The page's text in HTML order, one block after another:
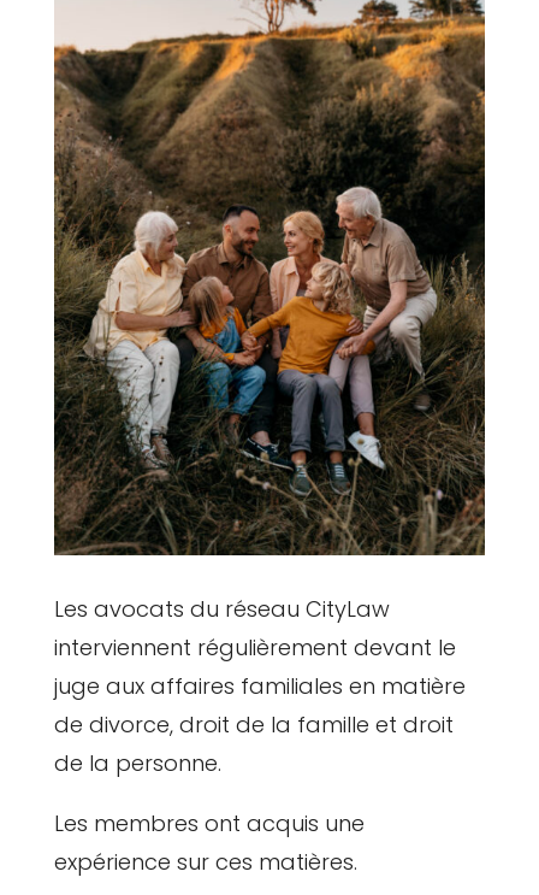
Les avocats du réseau CityLaw
interviennent régulièrement devant le
juge aux affaires familiales en matière
de divorce, droit de la famille et droit
de la personne.
Les membres ont acquis une
expérience sur ces matières.